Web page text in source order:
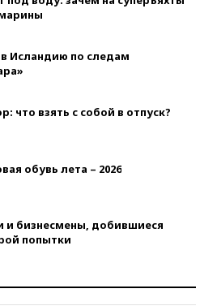
Исландию по следам
что взять с собой в отпуск?
обувь лета – 2026
и бизнесмены, добившиеся
попытки